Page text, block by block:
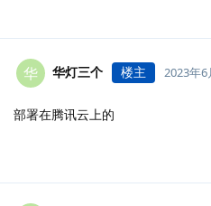
华 华灯三个 楼主 2023年6
部署在腾讯云上的